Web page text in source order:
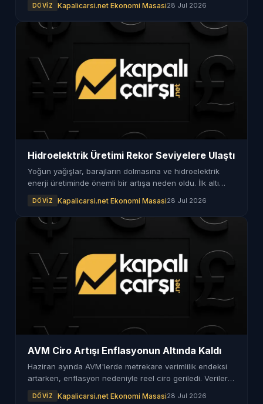
anlaşması dikkat çekti.
DÖVIZ Kapalicarsi.net Ekonomi Masasi28 Jul 2026
Hidroelektrik Üretimi Rekor Seviyelere Ulaştı
Yoğun yağışlar, barajların dolmasına ve hidroelektrik
enerji üretiminde önemli bir artışa neden oldu. İlk altı
DÖVIZ Kapalicarsi.net Ekonomi Masasi28 Jul 2026
AVM Ciro Artışı Enflasyonun Altında Kaldı
Haziran ayında AVM'lerde metrekare verimlilik endeksi
artarken, enflasyon nedeniyle reel ciro geriledi. Veriler,
DÖVIZ Kapalicarsi.net Ekonomi Masasi28 Jul 2026